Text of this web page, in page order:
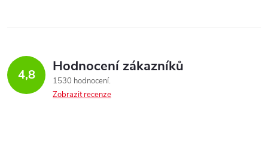
l
d
a
4,8 Hodnocení zákazníků
1530 hodnocení
Zobrazit recenze